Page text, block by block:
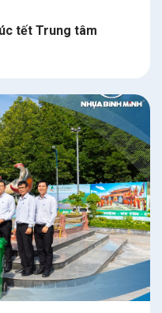
tết Trung tâm